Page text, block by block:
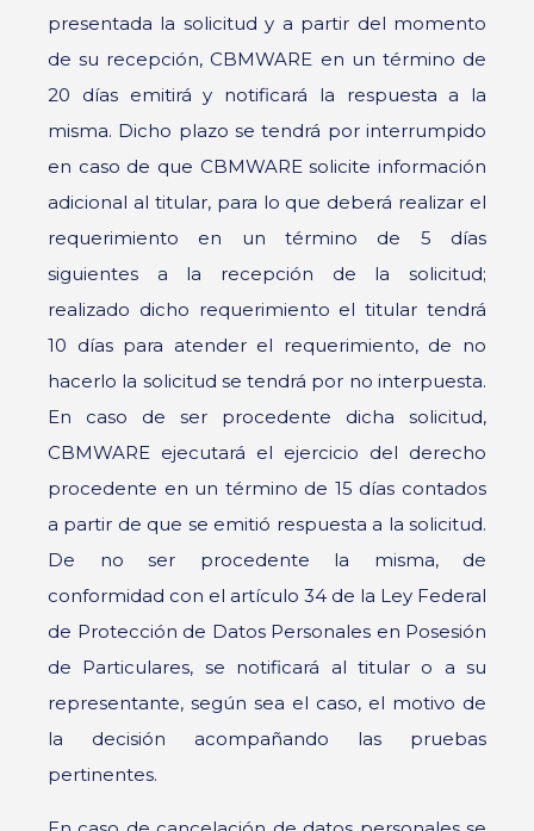
presentada la solicitud y a partir del momento
de su recepción, CBMWARE en un término de
20 días emitirá y notificará la respuesta a la
misma. Dicho plazo se tendrá por interrumpido
en caso de que CBMWARE solicite información
adicional al titular, para lo que deberá realizar el
requerimiento en un término de 5 días
siguientes a la recepción de la solicitud;
realizado dicho requerimiento el titular tendrá
10 días para atender el requerimiento, de no
hacerlo la solicitud se tendrá por no interpuesta.
En caso de ser procedente dicha solicitud,
CBMWARE ejecutará el ejercicio del derecho
procedente en un término de 15 días contados
a partir de que se emitió respuesta a la solicitud.
De no ser procedente la misma, de
conformidad con el artículo 34 de la Ley Federal
de Protección de Datos Personales en Posesión
de Particulares, se notificará al titular o a su
representante, según sea el caso, el motivo de
la decisión acompañando las pruebas
pertinentes.